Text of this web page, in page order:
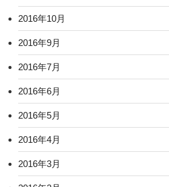
2016年10月
2016年9月
2016年7月
2016年6月
2016年5月
2016年4月
2016年3月